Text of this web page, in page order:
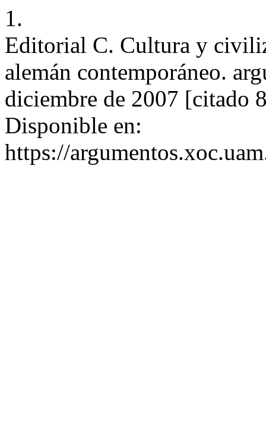
1.
Editorial C. Cultura y
alemán contemporáneo.
diciembre de 2007 [citado
Disponible en:
https://